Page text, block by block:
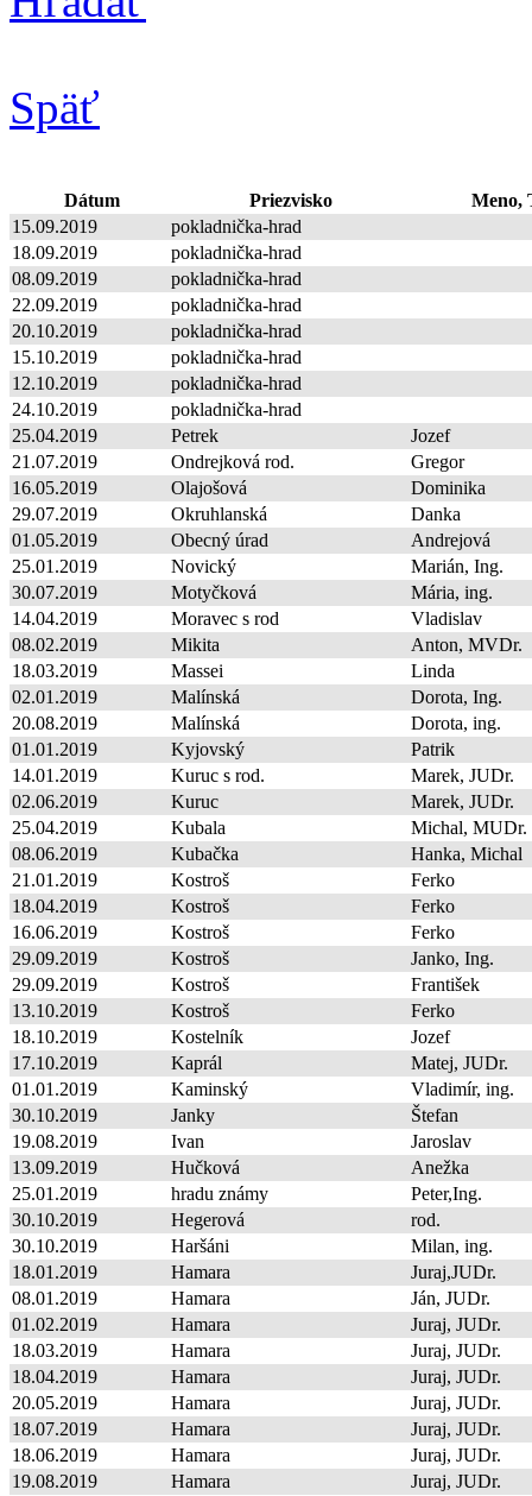
Späť
Dátum Priezvisko
Meno,
15.09.2019
pokladnička-hrad
18.09.2019
pokladnička-hrad
08.09.2019
pokladnička-hrad
22.09.2019
pokladnička-hrad
20.10.2019
pokladnička-hrad
15.10.2019
pokladnička-hrad
12.10.2019
pokladnička-hrad
24.10.2019
pokladnička-hrad
25.04.2019
Petrek
Jozef
21.07.2019
Ondrejková rod.
Gregor
16.05.2019
Olajošová
Dominika
29.07.2019
Okruhlanská
Danka
01.05.2019
Obecný úrad
Andrejová
25.01.2019
Novický
Marián, Ing.
30.07.2019
Motyčková
Mária, ing.
14.04.2019
Moravec s rod
Vladislav
08.02.2019
Mikita
Anton, MVDr.
18.03.2019
Massei
Linda
02.01.2019
Malínská
Dorota, Ing.
20.08.2019
Malínská
Dorota, ing.
01.01.2019
Kyjovský
Patrik
14.01.2019
Kuruc s rod.
Marek, JUDr.
02.06.2019
Kuruc
Marek, JUDr.
25.04.2019
Kubala
Michal, MUDr.
08.06.2019
Kubačka
Hanka, Michal
21.01.2019
Kostroš
Ferko
18.04.2019
Kostroš
Ferko
16.06.2019
Kostroš
Ferko
29.09.2019
Kostroš
Janko, Ing.
29.09.2019
Kostroš
František
13.10.2019
Kostroš
Ferko
18.10.2019
Kostelník
Jozef
17.10.2019
Kaprál
Matej, JUDr.
01.01.2019
Kaminský
Vladimír, ing.
30.10.2019
Janky
Štefan
19.08.2019
Ivan
Jaroslav
13.09.2019
Hučková
Anežka
25.01.2019
hradu známy
Peter,Ing.
30.10.2019
Hegerová
rod.
30.10.2019
Haršáni
Milan, ing.
18.01.2019
Hamara
Juraj,JUDr.
08.01.2019
Hamara
Ján, JUDr.
01.02.2019
Hamara
Juraj, JUDr.
18.03.2019
Hamara
Juraj, JUDr.
18.04.2019
Hamara
Juraj, JUDr.
20.05.2019
Hamara
Juraj, JUDr.
18.07.2019
Hamara
Juraj, JUDr.
18.06.2019
Hamara
Juraj, JUDr.
19.08.2019
Hamara
Juraj, JUDr.